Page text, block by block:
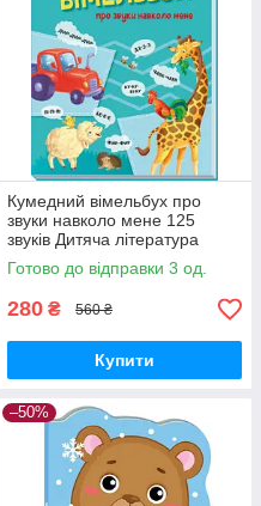
Кумедний вiмельбух про
звуки навколо мене 125
звуків Дитяча література
Картонки-развивайки РАНОК
укр мова
Готово до відправки 3 од.
280 ₴ 560 ₴
Купити
–50%